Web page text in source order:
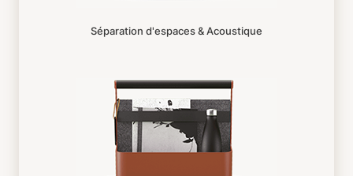
Séparation d'espaces & Acoustique